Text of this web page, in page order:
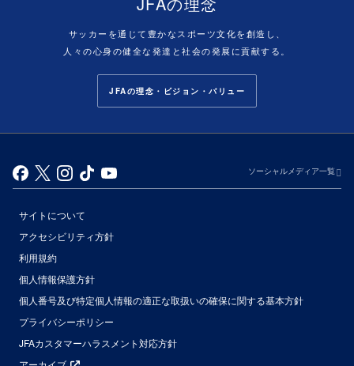
サッカーを通じて豊かなスポーツ文化を創造し、
人々の心身の健全な発達と社会の発展に貢献する。
JFAの理念・ビジョン・バリュー
ソーシャルメディア一覧
サイトについて
アクセシビリティ方針
利用規約
個人情報保護方針
個人番号及び特定個人情報の適正な取扱いの確保に関する基本方針
プライバシーポリシー
JFAカスタマーハラスメント対応方針